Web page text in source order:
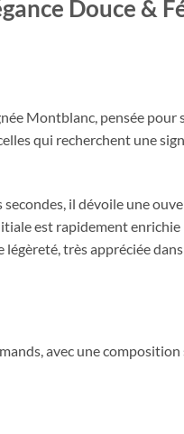
Douce &
Montblanc, pensée pour
qui recherchent une
il dévoile une
est rapidement enrichie
très appréciée
avec une